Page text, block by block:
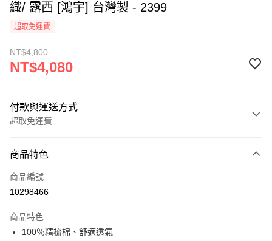
織/ 露西 [鴻宇] 台灣製 - 2399
超取免運費
NT$4,800
NT$4,080
付款與運送方式
超取免運費
信用卡一次付款
超商取貨付款
Apple Pay
商品特色
商品編號
10298466
商品特色
100％精梳棉、舒適透氣